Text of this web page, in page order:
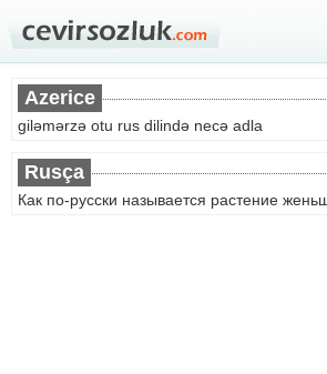
Azerice
giləmərzə otu rus dilində necə adla
Rusça
Как по-русски называется растение